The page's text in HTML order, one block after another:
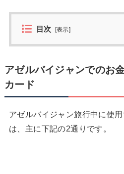
目次 [表示]
アゼルバイジャンでのお
カード
アゼルバイジャン旅行中に使
は、主に下記の2通りです。